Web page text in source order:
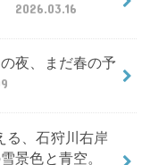
2026.03.16
夜、まだ春の予
る、石狩川右岸
景色と青空。